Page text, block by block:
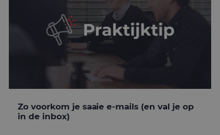
Zo voorkom je saaie e-mails (en val je op
in de inbox)